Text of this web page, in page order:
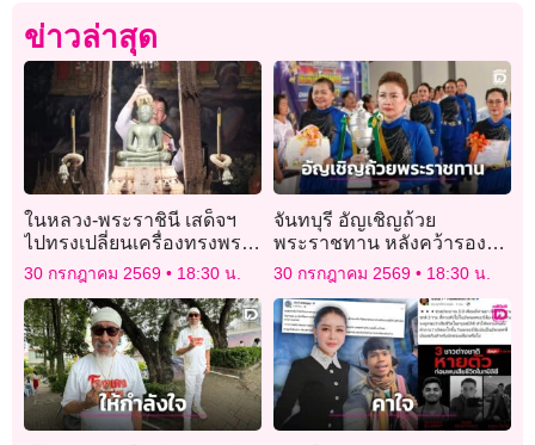
ข่าวล่าสุด
ในหลวง-พระราชินี เสด็จฯ
ไปทรงเปลี่ยนเครื่องทรงพระ
แก้วมรกต สำหรับฤดูฝน
30 กรกฎาคม 2569 18:30 น.
จันทบุรี อัญเชิญถ้วย
พระราชทาน หลังคว้ารอง
ชนะเลิศอันดับ 1 เวทีไลน์แดน
ซ์ระดับประเทศ
30 กรกฎาคม 2569 18:30 น.